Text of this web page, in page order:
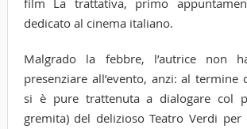
film La trattativa, primo
dedicato al cinema italiano.
Malgrado la febbre, l’autrice non
presenziare all’evento, anzi: al termine
si è pure trattenuta a dialogare col
gremita) del delizioso Teatro Verdi per